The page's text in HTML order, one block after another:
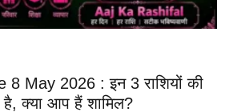
8 May 2026 : इन 3 राशियों की
क्या आप हैं शामिल?